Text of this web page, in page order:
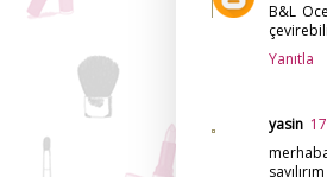
B&L
Yanıtla
yasin